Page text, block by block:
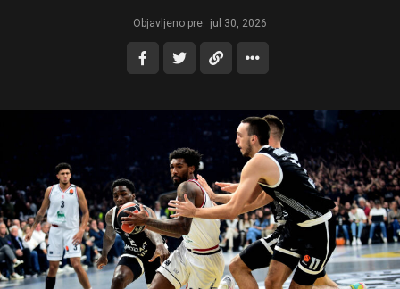
Objavljeno pre: jul 30, 2026